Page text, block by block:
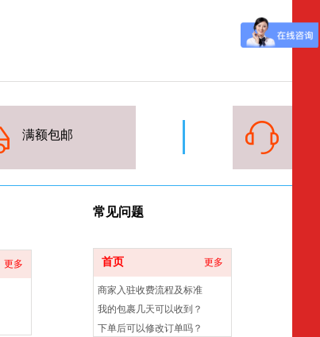
满额包邮
更多 首页 更多
商家入驻收费流程及标准
我的包裹几天可以收到？
下单后可以修改订单吗？
常 见问题